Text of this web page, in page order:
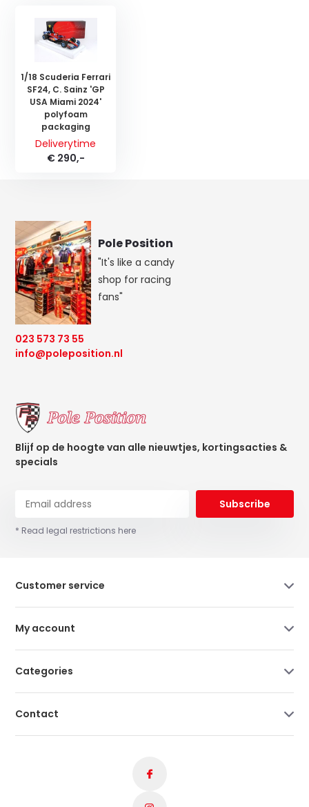
1/18 Scuderia Ferrari
SF24, C. Sainz 'GP
USA Miami 2024'
polyfoam
packaging
Deliverytime
€ 290,-
Pole Position
"It's like a candy
shop for racing
fans"
023 573 73 55
info@poleposition.nl
Blijf op de hoogte van alle nieuwtjes, kortingsacties &
specials
Subscribe
* Read legal restrictions here
Customer service
My account
Categories
Contact